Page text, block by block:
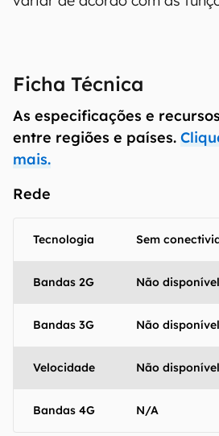
Ficha Técnica
As especificações e
entre regiões e países.
mais.
Rede
Tecnologia Sem
Bandas 2G Não disponível
Bandas 3G Não disponível
Velocidade Não disponível
Bandas 4G N/A